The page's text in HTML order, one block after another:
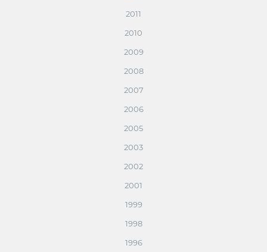
2011
2010
2009
2008
2007
2006
2005
2003
2002
2001
1999
1998
1996